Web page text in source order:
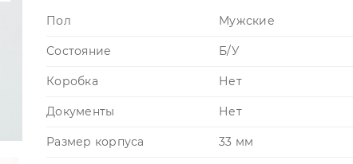
Пол Мужские
Состояние Б/У
Коробка Нет
Документы Нет
Размер корпуса 33 мм